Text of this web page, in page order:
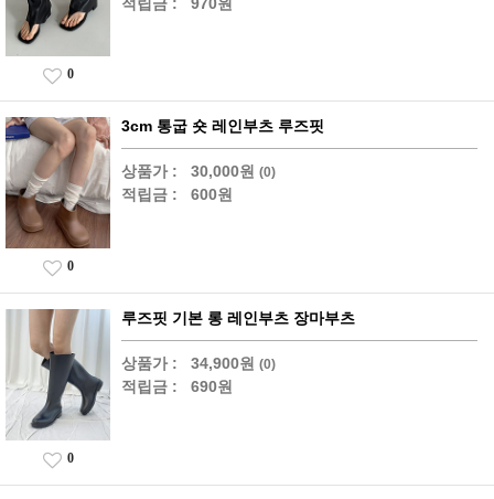
0
3cm 통굽 숏 레인부츠 루즈핏
상품가 : 30,000원 (0)
적립금 : 600원
0
루즈핏 기본 롱 레인부츠 장마부츠
상품가 : 34,900원 (0)
적립금 : 690원
0